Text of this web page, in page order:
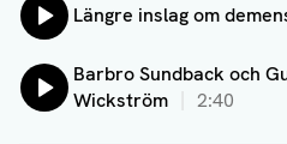
Lyssna på:
Längre inslag om
Lyssna på:
Barbro Sundback och
Wickström
2:40